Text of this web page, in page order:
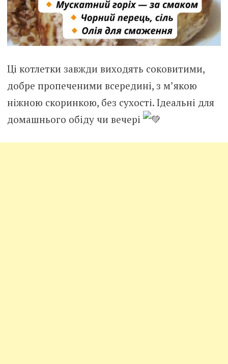
Ці котлетки завжди виходять соковитими,
добре пропеченими всередині, з м’якою
ніжною скоринкою, без сухості. Ідеальні для
домашнього обіду чи вечері